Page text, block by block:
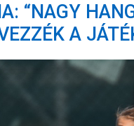
“NAGY
A